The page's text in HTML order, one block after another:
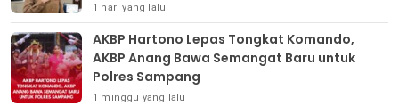
1 hari yang lalu
AKBP Hartono Lepas Tongkat Komando,
AKBP Anang Bawa Semangat Baru untuk
Polres Sampang
1 minggu yang lalu